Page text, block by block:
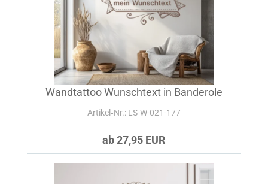
Wandtattoo Wunschtext in Banderole
Artikel‑Nr.: LS-W-021-177
ab 27,95 EUR